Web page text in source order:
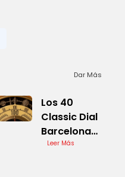
Dar Más
Los 40
Classic Dial
Barcelona
En Directo
Leer Más